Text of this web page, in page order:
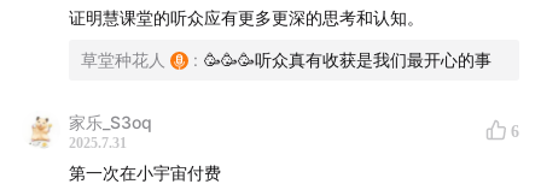
证明慧课堂的听众应有更多更深的思考和认知。
草堂种花人 : 🥳🥳🥳听众真有收获是我们最开心的事
家乐_S3oq
2025.7.31
6
第一次在小宇宙付费